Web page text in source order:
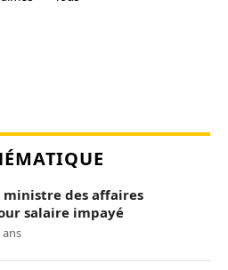
des affaires
salaire impayé
ans